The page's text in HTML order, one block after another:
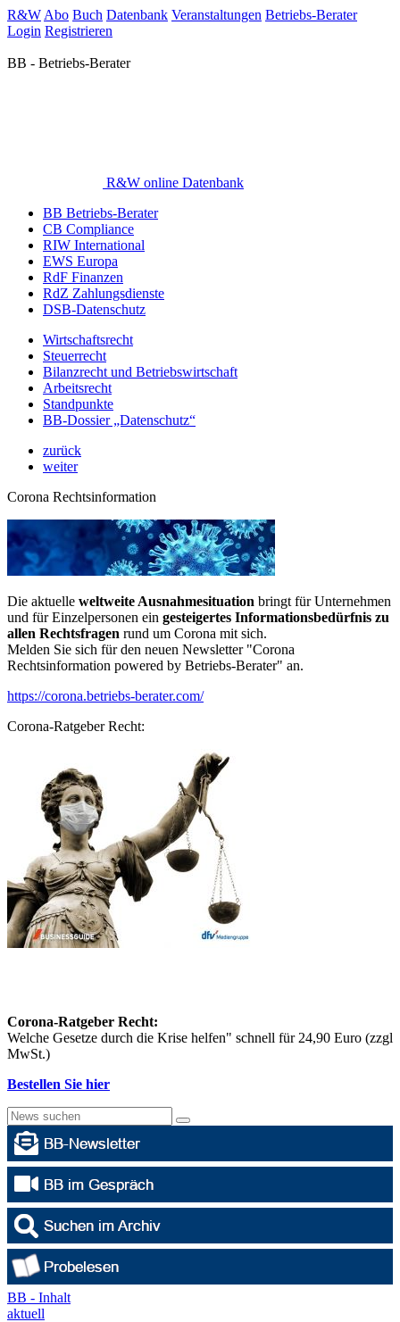
R&W Abo Buch Datenbank Veranstaltungen Betriebs-Berater
Login Registrieren
BB - Betriebs-Berater
R&W online Datenbank
BB Betriebs-Berater
CB Compliance
RIW International
EWS Europa
RdF Finanzen
RdZ Zahlungsdienste
DSB-Datenschutz
Wirtschaftsrecht
Steuerrecht
Bilanzrecht und Betriebswirtschaft
Arbeitsrecht
Standpunkte
BB-Dossier „Datenschutz“
zurück
weiter
Corona Rechtsinformation
Die aktuelle weltweite Ausnahmesituation bringt für Unternehmen
und für Einzelpersonen ein gesteigertes Informationsbedürfnis zu
allen Rechtsfragen rund um Corona mit sich.
Melden Sie sich für den neuen Newsletter "Corona
Rechtsinformation powered by Betriebs-Berater" an.
https://corona.betriebs-berater.com/
Corona-Ratgeber Recht:
Corona-Ratgeber Recht:
Welche Gesetze durch die Krise helfen" schnell für 24,90 Euro (zzgl
MwSt.)
Bestellen Sie hier
BB - Inhalt
aktuell